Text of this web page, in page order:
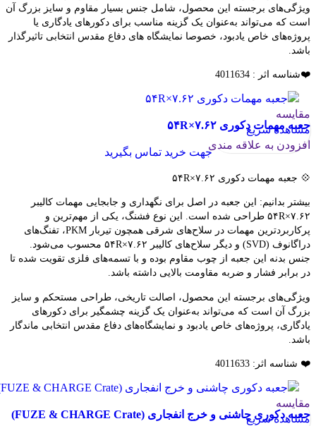
ویژگی‌های برجسته این محصول، شامل جنس بسیار مقاوم و سایز بزرگ آن
است که می‌تواند به‌عنوان یک گزینه مناسب برای دکورهای یادگاری یا
پروژه‌های خاص یادبود، خصوصا نمایشگاه های دفاع مقدس انتخابی تاثیرگذار
باشد.
❤️شناسه اثر : 4011634
مقایسه
مشاهده سریع
افزودن به علاقه مندی
جعبه مهمات دکوری ۷.۶۲×۵۴R
جهت خرید تماس بگیرید
💠 جعبه مهمات دکوری ۷.۶۲×۵۴R
بیشتر بدانیم: این جعبه در اصل برای نگهداری و جابجایی مهمات کالیبر
۷.۶۲×۵۴R طراحی شده است. این نوع فشنگ، یکی از مهم‌ترین و
پرکاربردترین مهمات در سلاح‌های شرقی همچون تیربار PKM، تفنگ‌های
دراگانوف (SVD) و دیگر سلاح‌های کالیبر ۷.۶۲×۵۴R محسوب می‌شود.
جنس بدنه این جعبه از چوب مقاوم بوده و با تسمه‌های فلزی تقویت شده تا
در برابر فشار و ضربه مقاومت بالایی داشته باشد.
ویژگی‌های برجسته این محصول، اصالت تاریخی، طراحی مستحکم و سایز
بزرگ آن است که می‌تواند به‌عنوان یک گزینه چشمگیر برای دکورهای
یادگاری، پروژه‌های خاص یادبود و نمایشگاه‌های دفاع مقدس انتخابی ماندگار
باشد.
❤️ شناسه اثر: 4011633
مقایسه
مشاهده سریع
جعبه دکوری چاشنی و خرج انفجاری (FUZE & CHARGE Crate)